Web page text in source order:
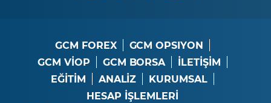
GCM FOREX
GCM OPSIYON
GCM VİOP
GCM BORSA
İLETİŞİM
EĞİTİM
ANALİZ
KURUMSAL
HESAP İŞLEMLERİ